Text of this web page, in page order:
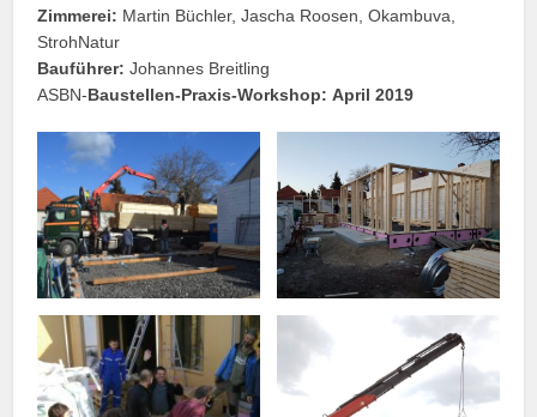
Zimmerei: Martin Büchler, Jascha Roosen, Okambuva,
StrohNatur
Bauführer: Johannes Breitling
ASBN-Baustellen-Praxis-Workshop: April 2019